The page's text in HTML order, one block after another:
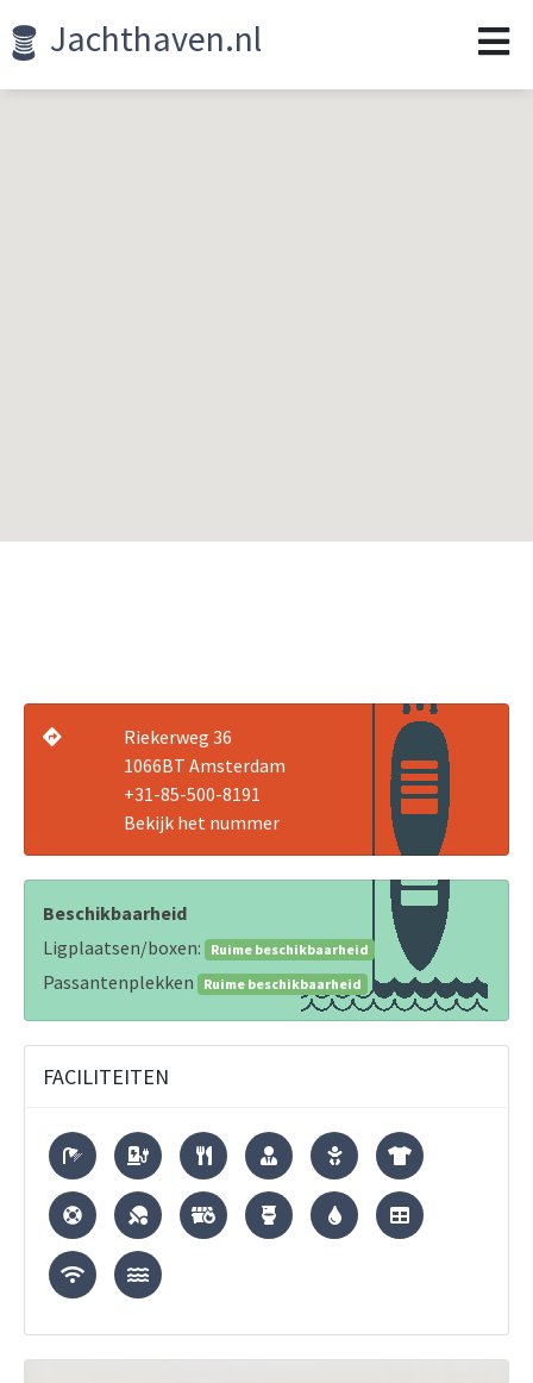
Jachthaven.nl
Riekerweg 36
1066BT Amsterdam
+31-85-500-8191
Bekijk het nummer
Beschikbaarheid
Ligplaatsen/boxen:
Ruime beschikbaarheid
Passantenplekken Ruime beschikbaarheid
FACILITEITEN